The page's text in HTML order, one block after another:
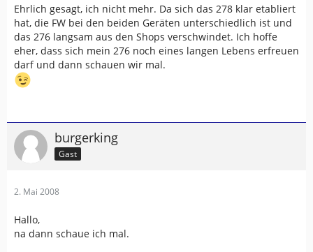
Ehrlich gesagt, ich nicht mehr. Da sich das 278 klar etabliert
hat, die FW bei den beiden Geräten unterschiedlich ist und
das 276 langsam aus den Shops verschwindet. Ich hoffe
eher, dass sich mein 276 noch eines langen Lebens erfreuen
darf und dann schauen wir mal.
burgerking
Gast
2. Mai 2008
Hallo,
na dann schaue ich mal.